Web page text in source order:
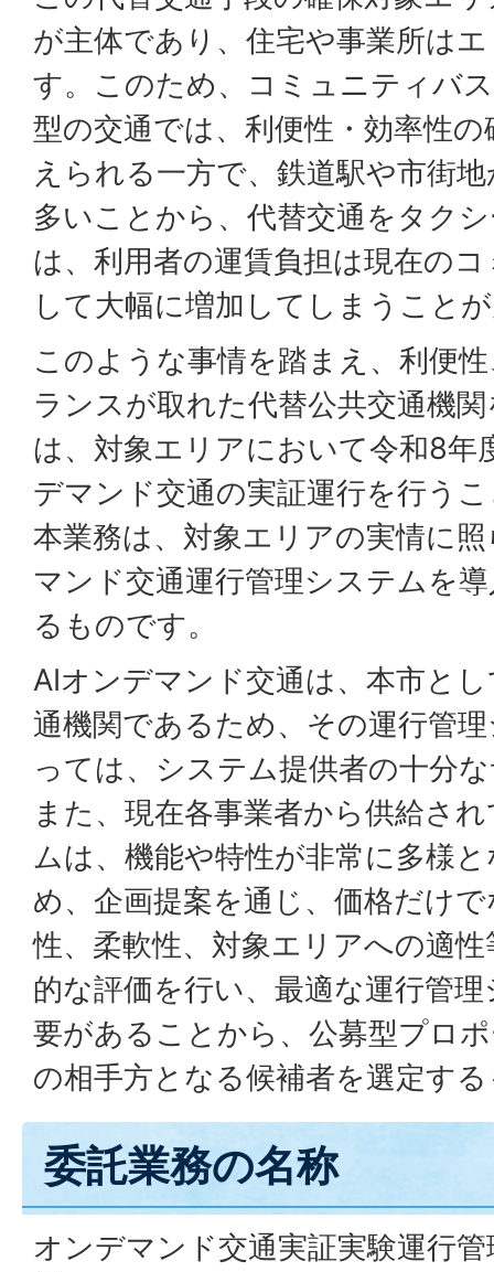
が主体であり、住宅や事業所は
す。このため、コミュニティバ
型の交通では、利便性・効率性
えられる一方で、鉄道駅や市街
多いことから、代替交通をタク
は、利用者の運賃負担は現在の
して大幅に増加してしまうこと
このような事情を踏まえ、利便
ランスが取れた代替公共交通機
は、対象エリアにおいて令和8年
デマンド交通の実証運行を行う
本業務は、対象エリアの実情に
マンド交通運行管理システムを
るものです。
AIオンデマンド交通は、本市と
通機関であるため、その運行管
っては、システム提供者の十分
また、現在各事業者から供給さ
ムは、機能や特性が非常に多様
め、企画提案を通じ、価格だけ
性、柔軟性、対象エリアへの適
的な評価を行い、最適な運行管
要があることから、公募型プロ
の相手方となる候補者を選定す
委託業務の名称
オンデマンド交通実証実験運行